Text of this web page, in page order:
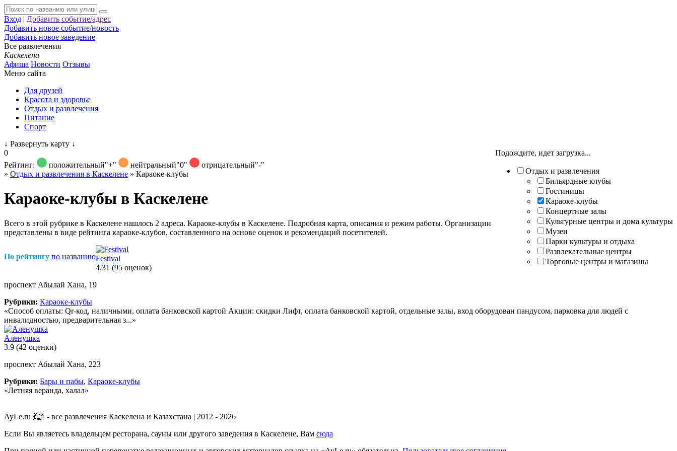
Вход | Добавить событие/адрес
Добавить новое событие/новость
Добавить новое заведение
Все развлечения
Каскелена
Афиша Новости Отзывы
Меню сайта
Для друзей
Красота и здоровье
Отдых и развлечения
Питание
Спорт
↓ Развернуть карту ↓
Подождите, идет загрузка...
Отдых и развлечения
Бильярдные клубы
Гостиницы
Караоке-клубы
Концертные залы
Культурные центры и дома культуры
Музеи
Парки культуры и отдыха
Развлекательные центры
Торговые центры и магазины
0
Рейтинг:
положительный"+" нейтральный"0" отрицательный"-"
» Отдых и развлечения в Каскелене » Караоке-клубы
Караоке-клубы в Каскелене
Всего в этой рубрике в Каскелене нашлось 2 адреса. Караоке-клубы в Каскелене. Подробная карта, описания и режим работы. Организации
представлены в виде рейтинга караоке-клубов, составленного на основе оценок и рекомендаций посетителей.
По рейтингу по названиюFestival
4.31 (95 оценок)
проспект Абылай Хана, 19
Рубрики: Караоке-клубы
«Способ оплаты: Qr-код, наличными, оплата банковской картой Акции: скидки Лифт, оплата банковской картой, отдельные залы, вход оборудован пандусом, парковка для людей с
инвалидностью, предварительная з...»
Аленушка
3.9 (42 оценки)
проспект Абылай Хана, 223
Рубрики: Бары и пабы, Караоке-клубы
«Летняя веранда, халал»
AyLe.ru 💃🤳 - все развлечения Каскелена и Казахстана | 2012 - 2026
Если Вы являетесь владельцем ресторана, сауны или другого заведения в Каскелене, Вам сюда